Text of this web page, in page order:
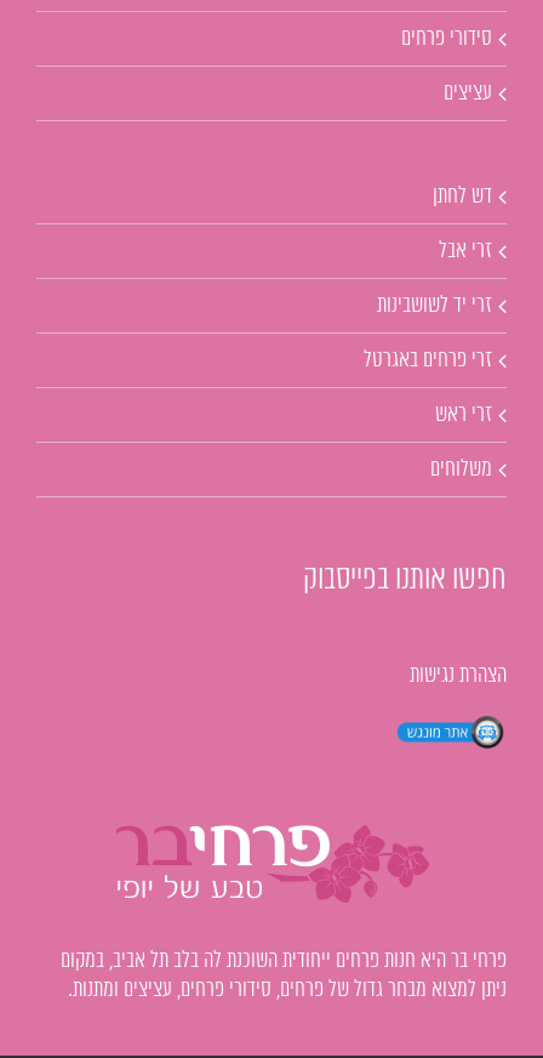
סידורי פרחים
עציצים
דש לחתן
זרי אבל
זרי יד לשושבינות
זרי פרחים באגרטל
זרי ראש
משלוחים
חפשו אותנו בפייסבוק
הצהרת נגישות
פרחי בר היא חנות פרחים ייחודית השוכנת לה בלב תל אביב, במקום
ניתן למצוא מבחר גדול של פרחים, סידורי פרחים, עציצים ומתנות.